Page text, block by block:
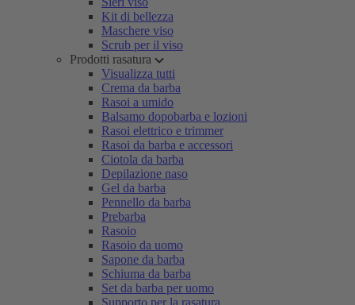
Kit di bellezza
Maschere viso
Scrub per il viso
Prodotti rasatura
Visualizza tutti
Crema da barba
Rasoi a umido
Balsamo dopobarba e lozioni
Rasoi elettrico e trimmer
Rasoi da barba e accessori
Ciotola da barba
Depilazione naso
Gel da barba
Pennello da barba
Prebarba
Rasoio
Rasoio da uomo
Sapone da barba
Schiuma da barba
Set da barba per uomo
Supporto per la rasatura